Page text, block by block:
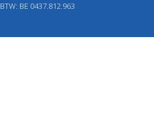
BTW: BE 0437.812.963